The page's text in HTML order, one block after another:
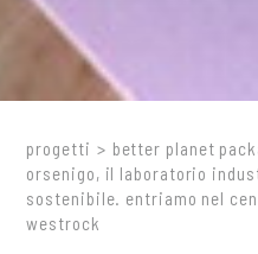
progetti > better planet
orsenigo, il laboratorio
sostenibile. entriamo nel
westrock